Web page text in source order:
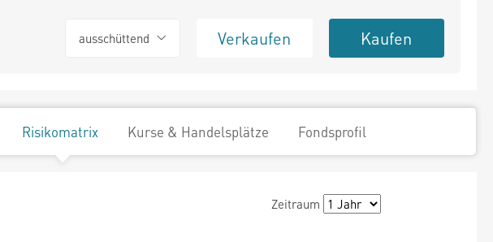
ausschüttend Verkaufen Kaufen
Risikomatrix Kurse & Handelsplätze Fondsprofil
Zeitraum